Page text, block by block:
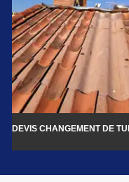
DEVIS CHANGEMENT DE